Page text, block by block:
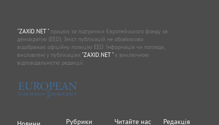
"ZAXID.NET "працює за підтримки Європейського фонду за
демократію (EED). Зміст публікацій не обов’язково
відображає офіційну позицію EED. Інформація чи погляди,
висловлені у публікаціях "ZAXID.NET "є виключною
відповідальністю редакції.
Рубрики Читайте нас Редакція